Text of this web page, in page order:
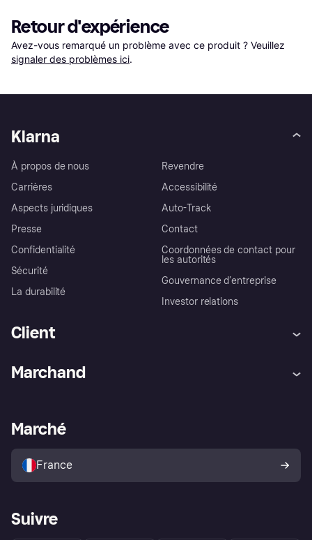
Retour d'expérience
Avez-vous remarqué un problème avec ce produit ? Veuillez
signaler des problèmes ici.
Klarna
À propos de nous
Carrières
Aspects juridiques
Presse
Confidentialité
Sécurité
La durabilité
Revendre
Accessibilité
Auto-Track
Contact
Coordonnées de contact pour
les autorités
Gouvernance d’entreprise
Investor relations
Client
Explorez les magasins
Politique de protection de
l’acheteur Klarna
Marchand
Portail Marchand
Marché
France
Suivre